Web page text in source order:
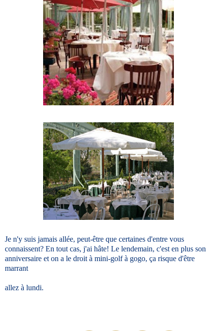
Je n'y suis jamais allée, peut-être que certaines d'entre vous
connaissent? En tout cas, j'ai hâte! Le lendemain, c'est en plus son
anniversaire et on a le droit à mini-golf à gogo, ça risque d'être
marrant
allez à lundi.